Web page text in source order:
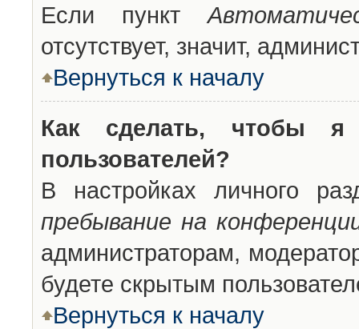
Если пункт
отсутствует, значит,
Вернуться к началу
Как сделать, чтобы
пользователей?
В настройках личного
пребывание на
администраторам,
будете скрытым
Вернуться к началу